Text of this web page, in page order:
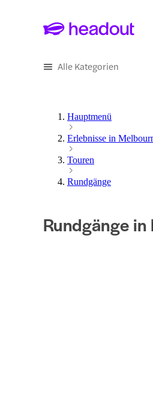
Alle Kategorien
Hauptmenü
Erlebnisse in
Touren
Rundgänge
Rundgänge